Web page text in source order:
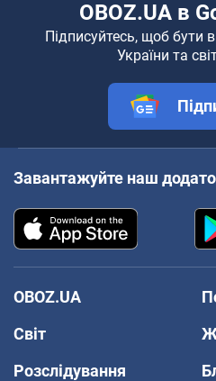
OBOZ.UA в
Підписуйтесь, щоб бути
України та
Завантажуйте наш
OBOZ.UA
Світ
Розслідування